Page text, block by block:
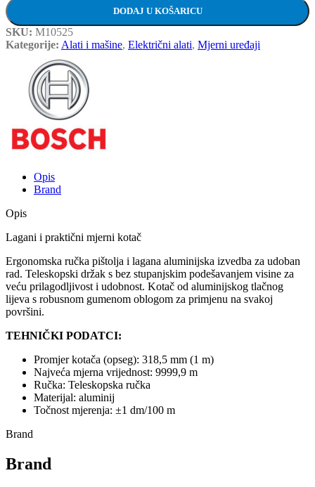
DODAJ U KOŠARICU
SKU: M10525
Kategorije: Alati i mašine, Električni alati, Mjerni uređaji
Opis
Brand
Opis
Lagani i praktični mjerni kotač
Ergonomska ručka pištolja i lagana aluminijska izvedba za udoban
rad. Teleskopski držak s bez stupanjskim podešavanjem visine za
veću prilagodljivost i udobnost. Kotač od aluminijskog tlačnog
lijeva s robusnom gumenom oblogom za primjenu na svakoj
površini.
TEHNIČKI PODATCI:
Promjer kotača (opseg): 318,5 mm (1 m)
Najveća mjerna vrijednost: 9999,9 m
Ručka: Teleskopska ručka
Materijal: aluminij
Točnost mjerenja: ±1 dm/100 m
Brand
Brand